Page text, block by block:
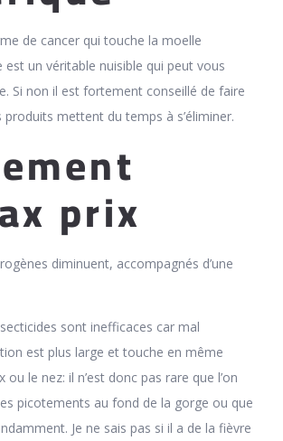
de cancer qui touche la moelle
est un véritable nuisible qui peut vous
Si non il est fortement conseillé de faire
mettent du temps à s’éliminer.
prix
diminuent, accompagnés d’une
sont inefficaces car mal
est plus large et touche en même
ou le nez: il n’est donc pas rare que l’on
picotements au fond de la gorge ou que
Je ne sais pas si il a de la fièvre